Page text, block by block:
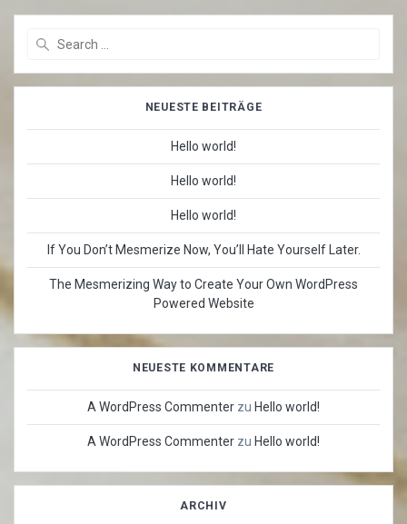
NEUESTE BEITRÄGE
Hello world!
Hello world!
Hello world!
If You Don’t Mesmerize Now, You’ll Hate Yourself Later.
The Mesmerizing Way to Create Your Own WordPress
Powered Website
NEUESTE KOMMENTARE
A WordPress Commenter zu Hello world!
A WordPress Commenter zu Hello world!
ARCHIV